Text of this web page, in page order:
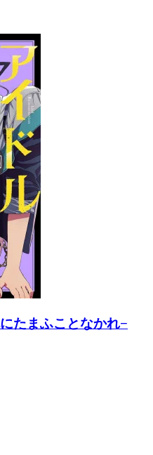
たまふことなかれ−